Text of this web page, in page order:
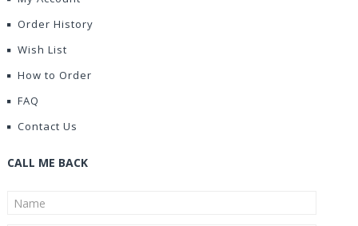
Order History
Wish List
How to Order
FAQ
Contact Us
CALL ME BACK